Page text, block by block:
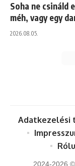
Soha ne csináld
méh, vagy egy
2026.08.05.
2024-2026
Adatkezelési